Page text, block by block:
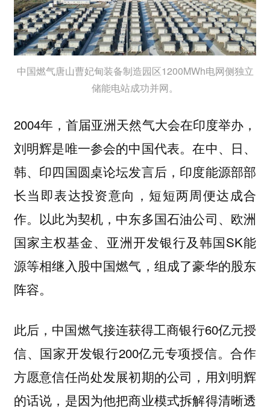
中国燃气唐山曹妃甸装备制造园区1200MWh电网侧独立
储能电站成功并网。
2004年，首届亚洲天然气大会在印度举办，
刘明辉是唯一参会的中国代表。在中、日、
韩、印四国圆桌论坛发言后，印度能源部部
长当即表达投资意向，短短两周便达成合
作。以此为契机，中东多国石油公司、欧洲
国家主权基金、亚洲开发银行及韩国SK能
源等相继入股中国燃气，组成了豪华的股东
阵容。
此后，中国燃气接连获得工商银行60亿元授
信、国家开发银行200亿元专项授信。合作
方愿意信任尚处发展初期的公司，用刘明辉
的话说，是因为他把商业模式拆解得清晰透